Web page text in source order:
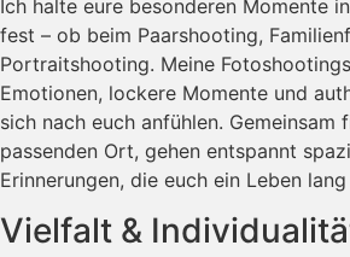
Ich halte eure besonderen Momente
fest – ob beim Paarshooting,
Portraitshooting. Meine
Emotionen, lockere Momente und
sich nach euch anfühlen. Gemeinsam
passenden Ort, gehen entspannt
Erinnerungen, die euch ein Leben
Vielfalt &